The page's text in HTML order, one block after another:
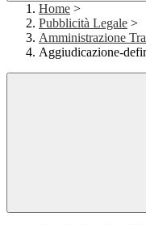
Home >
Pubblicità Legale >
Amministrazione
Aggiudicazione-